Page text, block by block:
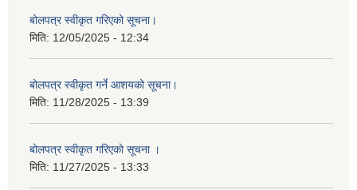
बोलपत्र स्वीकृत गरिएको सूचना।
मिति: 12/05/2025 - 12:34
बोलपत्र स्वीकृत गर्ने आशयको सूचना।
मिति: 11/28/2025 - 13:39
बोलपत्र स्वीकृत गरिएको सूचना ।
मिति: 11/27/2025 - 13:33